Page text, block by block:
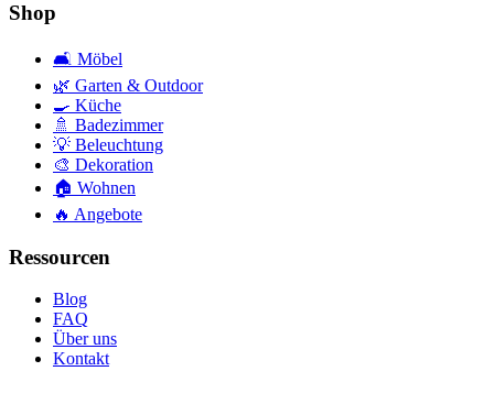
Shop
🛋️ Möbel
🌿 Garten & Outdoor
🍳 Küche
🚿 Badezimmer
💡 Beleuchtung
🎨 Dekoration
🏠 Wohnen
🔥 Angebote
Ressourcen
Blog
FAQ
Über uns
Kontakt